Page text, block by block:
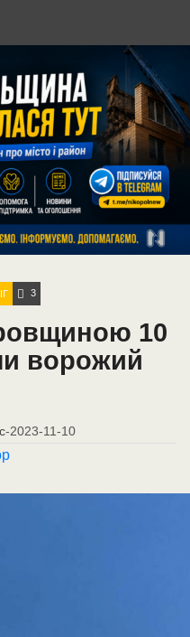
3
10
ворожий
-2023-11-10